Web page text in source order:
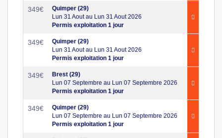
349€
Quimper (29)
Lun 31 Aout au Lun 31 Aout 2026
Permis exploitation 1 jour
349€
Quimper (29)
Lun 31 Aout au Lun 31 Aout 2026
Permis exploitation 1 jour
349€
Brest (29)
Lun 07 Septembre au Lun 07 Septembre 2026
Permis exploitation 1 jour
349€
Quimper (29)
Lun 07 Septembre au Lun 07 Septembre 2026
Permis exploitation 1 jour